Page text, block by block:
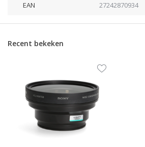
EAN 27242870934
Recent bekeken